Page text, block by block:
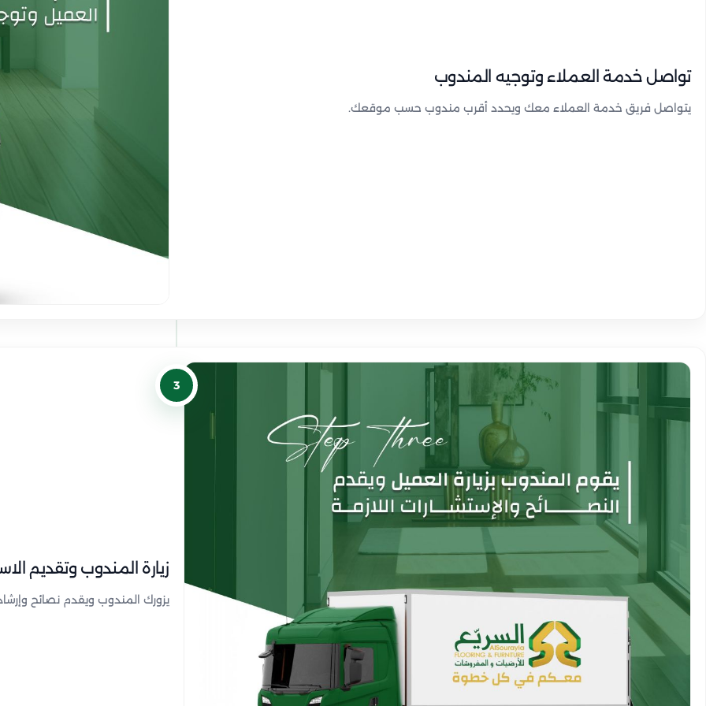
تواصل خدمة العملاء وتوجيه المندوب
يتواصل فريق خدمة العملاء معك ويحدد أقرب مندوب حسب موقعك.
3
زيارة المندوب وتقديم
يزورك المندوب ويقدم نصائح